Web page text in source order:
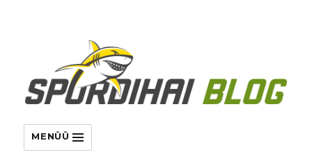
MENÜÜ